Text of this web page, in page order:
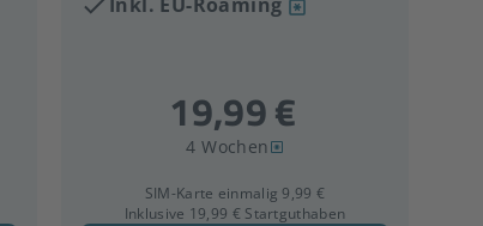
4 Wochen
SIM-Karte einmalig 9,99 €
Inklusive 19,99 € Startguthaben